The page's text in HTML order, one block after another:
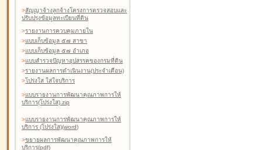
>สัญญาจ้างลูกจ้างโครงการตรวจสอบและ
ปรับปรุงข้อมูลทะเบียนที่ดิน
>รายงานการควบคุมภายใน
>แบบเก็บข้อมูล ๕๗ สาขา
>แบบเก็บข้อมูล ๕๗ อำเภอ
>แบบสำรวจปัญหาอุปสรรคของกรมที่ดิน
>รายงานผลการดำเนินงาน(ประจำเดือน)
>โปร่งใส ใส่ใจบริการ
>แบบรายงานการพัฒนาคุณภาพการให้
บริการ(โปร่งใส).zip
>แบบรายงานการพัฒนาคุณภาพการให้
บริการ (โปร่งใส)(word)
>ขยายผลการพัฒนาคุณภาพการให้
บริการ(pdf)